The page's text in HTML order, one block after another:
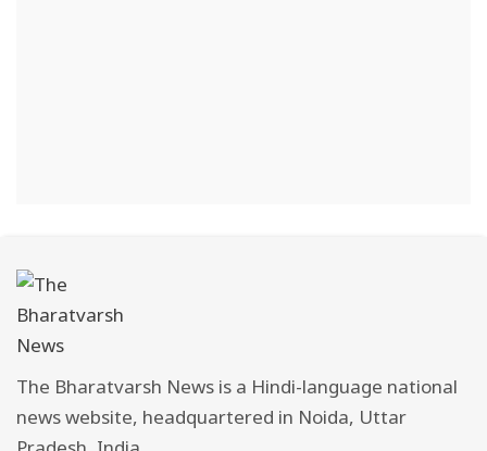
The Bharatvarsh News is a Hindi-language national
news website, headquartered in Noida, Uttar